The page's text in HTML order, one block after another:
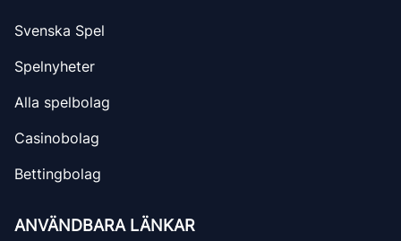
Svenska Spel
Spelnyheter
Alla spelbolag
Casinobolag
Bettingbolag
ANVÄNDBARA LÄNKAR